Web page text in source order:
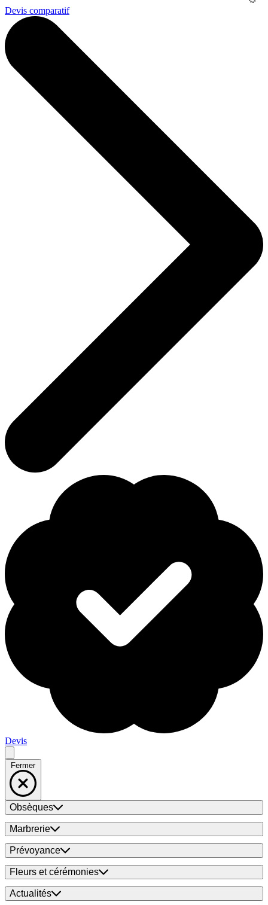
Devis comparatif
Devis
Fermer
Obsèques
Marbrerie
Prévoyance
Fleurs et cérémonies
Actualités